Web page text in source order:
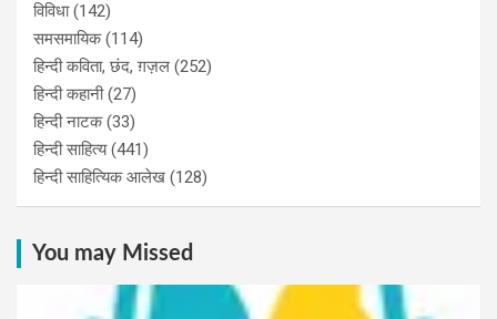
विविधा(142)
समसमायिक(114)
हिन्दी कविता, छंद, ग़ज़ल (252)
हिन्दी कहानी(27)
हिन्‍दी नाटक(33)
हिन्दी साहित्य(441)
हिन्दी साहित्यिक आलेख (128)
You may Missed